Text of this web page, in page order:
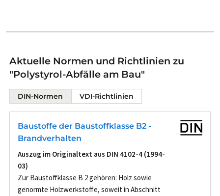
Aktuelle Normen und Richtlinien zu
"Polystyrol-Abfälle am Bau"
DIN-Normen VDI-Richtlinien
Baustoffe der Baustoffklasse B2 -
Brandverhalten
Auszug im Originaltext aus DIN 4102-4 (1994-
03)
Zur Baustoffklasse B 2 gehören: Holz sowie
genormte Holzwerkstoffe, soweit in Abschnitt